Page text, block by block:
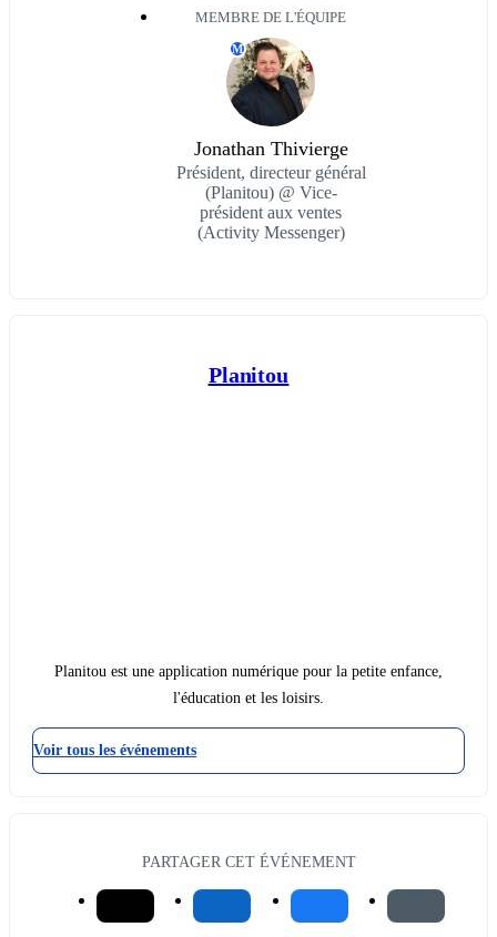
MEMBRE DE L'ÉQUIPE
M
Jonathan Thivierge
Président, directeur général
(Planitou) @ Vice-
président aux ventes
(Activity Messenger)
Planitou
Planitou est une application numérique pour la petite enfance,
l'éducation et les loisirs.
Voir tous les événements
PARTAGER CET ÉVÉNEMENT